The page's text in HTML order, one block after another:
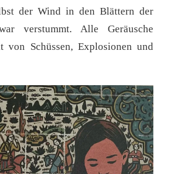
der Wind in den Blättern der
verstummt. Alle Geräusche
von Schüssen, Explosionen und